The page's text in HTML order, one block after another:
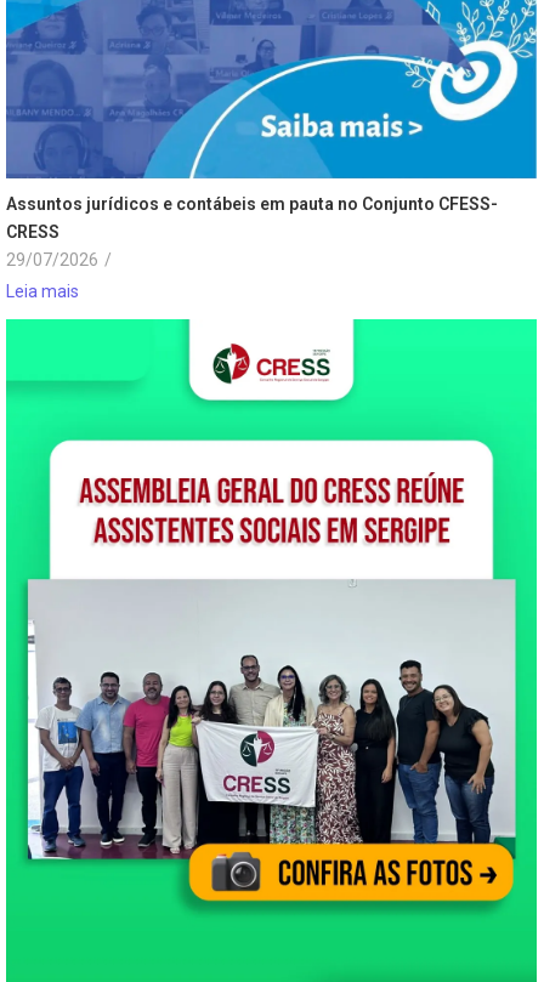
Assuntos jurídicos e contábeis em pauta no Conjunto CFESS-
CRESS
29/07/2026 /
Leia mais